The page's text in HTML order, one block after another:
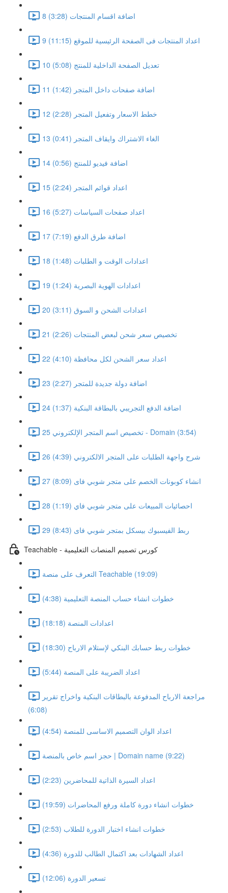
8 اضافة اقسام المنتجات (3:28)
9 اعداد المنتجات فى الصفحة الرئيسية للموقع (11:15)
10 تعديل الصفحة الداخلية للمنتج (5:08)
11 اضافة صفحات داخل المتجر (1:42)
12 خطط الاسعار وتفعيل المتجر (2:28)
13 الغاء الاشتراك وايقاف المتجر (0:41)
14 اضافة فيديو للمنتج (0:56)
15 اعداد قوائم المتجر (2:24)
16 اعداد صفحات السياسات (5:27)
17 اضافة طرق الدفع (7:19)
18 اعدادات الوقت و الطلبات (1:48)
19 اعدادات الهوية البصرية (1:24)
20 اعدادات الشحن و السوق (3:11)
21 تخصيص سعر شحن لبعض المنتجات (2:26)
22 اعداد سعر الشحن لكل محافظة (4:10)
23 اضافة دولة جديدة للمتجر (2:27)
24 اضافة الدفع التجريبي بالبطاقة البنكية (1:37)
25 تخصيص اسم المتجر الإلكتروني - Domain (3:54)
26 شرح واجهة الطلبات على المتجر الالكتروني (4:39)
27 انشاء كوبونات الخصم على متجر شوبي فاى (8:09)
28 احصائيات المبيعات على متجر شوبي فاي (1:19)
29 ربط الفيسبوك بيسكل بمتجر شوبي فاى (8:43)
Teachable - كورس تصميم المنصات التعليمية
التعرف على منصة Teachable (19:09)
خطوات انشاء حساب المنصة التعليمية (4:38)
اعدادات المنصة (18:18)
خطوات ربط حسابك البنكي لإستلام الارباح (18:30)
اعداد الضريبة على المنصة (5:44)
مراجعة الارباح المدفوعة بالبطاقات البنكية واخراج تقرير
(6:08)
اعداد الوان التصميم الاساسى للمنصة (4:54)
حجز اسم خاص بالمنصة | Domain name (9:22)
اعداد السيرة الذاتية للمحاضرين (2:23)
خطوات انشاء دورة كاملة ورفع المحاضرات (19:59)
خطوات انشاء اختبار الدورة للطلاب (2:53)
اعداد الشهادات بعد اكتمال الطالب للدورة (4:36)
تسعير الدورة (12:06)